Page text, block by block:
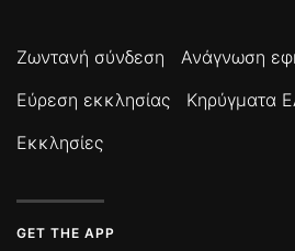
Ζωντανή σύνδεση Ανάγνωση
Εύρεση εκκλησίας
Κηρύγματα
Εκκλησίες
GET THE APP